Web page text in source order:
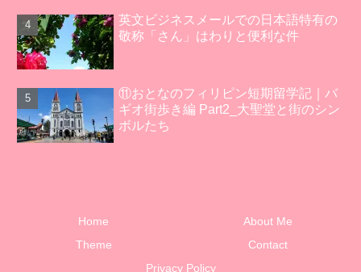
英文ビジネスメールでの日本語特有の
敬称「さん」はわりと便利な件
⑪おとなのフィリピン短期留学記｜バ
ギオ街歩き編 Part2_大聖堂と街のシン
ボルたち
Home
About Me
Theme
Contact
Privacy Policy